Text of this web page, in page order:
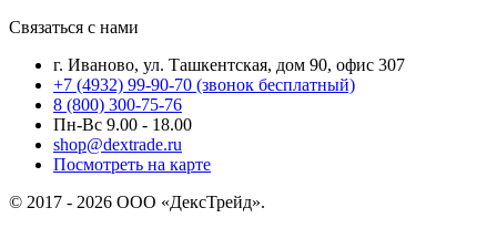
Связаться с нами
г. Иваново, ул. Ташкентская, дом 90, офис 307
+7 (4932) 99-90-70 (звонок бесплатный)
8 (800) 300-75-76
Пн-Вс 9.00 - 18.00
shop@dextrade.ru
Посмотреть на карте
© 2017 - 2026 ООО «ДексТрейд».